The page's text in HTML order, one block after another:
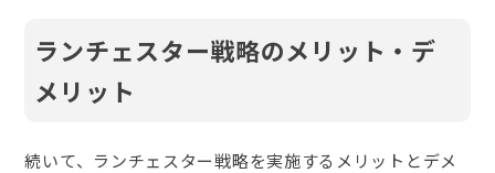
ランチェスター戦略のメリット・デ
メリット
続いて、ランチェスター戦略を実施するメリットとデメ